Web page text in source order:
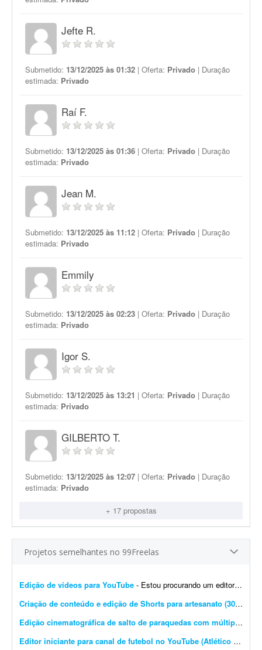
Jefte R.
Submetido: 13/12/2025 às 01:32 | Oferta: Privado | Duração
estimada: Privado
Raí F.
Submetido: 13/12/2025 às 01:36 | Oferta: Privado | Duração
estimada: Privado
Jean M.
Submetido: 13/12/2025 às 11:12 | Oferta: Privado | Duração
estimada: Privado
Emmily
Submetido: 13/12/2025 às 02:23 | Oferta: Privado | Duração
estimada: Privado
Igor S.
Submetido: 13/12/2025 às 13:21 | Oferta: Privado | Duração
estimada: Privado
GILBERTO T.
Submetido: 13/12/2025 às 12:07 | Oferta: Privado | Duração
estimada: Privado
+ 17 propostas
Projetos semelhantes no 99Freelas
Edição de vídeos para YouTube - Estou procurando um editor de vídeo para editar vídeos longos para YouTube. A edição não precisa ser muito sofisticada. Procuro algo simples, dinâmico e ag...
Criação de conteúdo e edição de Shorts para artesanato (30 vídeos/mês)
Edição cinematográfica de salto de paraquedas com múltiplas câmeras
Editor iniciante para canal de futebol no YouTube (Atlético Mineiro)